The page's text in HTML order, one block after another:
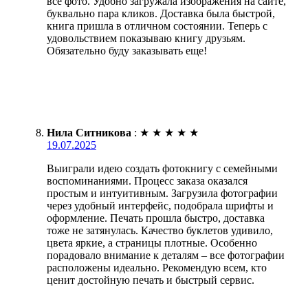
буквально пара кликов. Доставка была быстрой,
книга пришла в отличном состоянии. Теперь с
удовольствием показываю книгу друзьям.
Обязательно буду заказывать еще!
Нила Ситникова : ★ ★ ★ ★ ★
19.07.2025
Выиграли идею создать фотокнигу с семейными
воспоминаниями. Процесс заказа оказался
простым и интуитивным. Загрузила фотографии
через удобный интерфейс, подобрала шрифты и
оформление. Печать прошла быстро, доставка
тоже не затянулась. Качество буклетов удивило,
цвета яркие, а страницы плотные. Особенно
порадовало внимание к деталям – все фотографии
расположены идеально. Рекомендую всем, кто
ценит достойную печать и быстрый сервис.